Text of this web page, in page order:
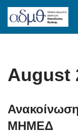
Skip
August
ΜΗΜΕΔ